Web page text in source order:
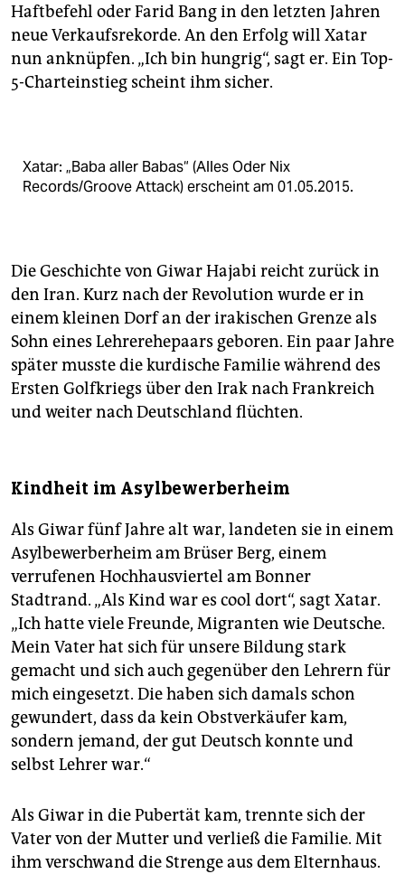
Haftbefehl oder Farid Bang in den letzten Jahren
neue Verkaufsrekorde. An den Erfolg will Xatar
nun anknüpfen. „Ich bin hungrig“, sagt er. Ein Top-
5-Charteinstieg scheint ihm sicher.
Xatar: „Baba aller Babas“ (Alles Oder Nix
Records/Groove Attack) erscheint am 01.05.2015.
Die Geschichte von Giwar Hajabi reicht zurück in
den Iran. Kurz nach der Revolution wurde er in
einem kleinen Dorf an der irakischen Grenze als
Sohn eines Lehrerehepaars geboren. Ein paar Jahre
später musste die kurdische Familie während des
Ersten Golfkriegs über den Irak nach Frankreich
und weiter nach Deutschland flüchten.
Kindheit im Asylbewerberheim
Als Giwar fünf Jahre alt war, landeten sie in einem
Asylbewerberheim am Brüser Berg, einem
verrufenen Hochhausviertel am Bonner
Stadtrand. „Als Kind war es cool dort“, sagt Xatar.
„Ich hatte viele Freunde, Migranten wie Deutsche.
Mein Vater hat sich für unsere Bildung stark
gemacht und sich auch gegenüber den Lehrern für
mich eingesetzt. Die haben sich damals schon
gewundert, dass da kein Obstverkäufer kam,
sondern jemand, der gut Deutsch konnte und
selbst Lehrer war.“
Als Giwar in die Pubertät kam, trennte sich der
Vater von der Mutter und verließ die Familie. Mit
ihm verschwand die Strenge aus dem Elternhaus.